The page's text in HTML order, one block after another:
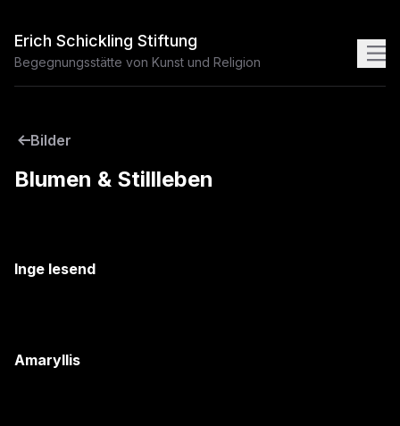
Erich Schickling Stiftung
Begegnungsstätte von Kunst und Religion
Bilder
Blumen & Stillleben
Inge lesend
Amaryllis